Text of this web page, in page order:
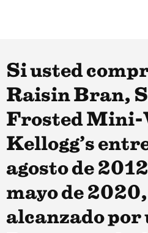
Si usted
Raisin Bran,
Frosted Mini-
Kellogg’s
agosto de 2012
mayo de
alcanzado por